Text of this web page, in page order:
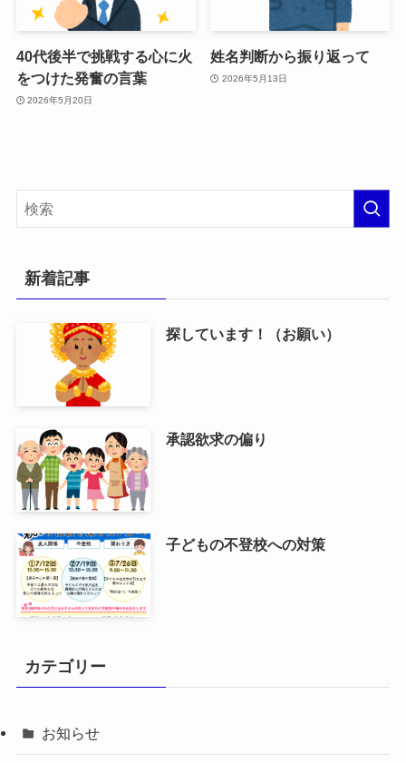
40代後半で挑戦する心に火
をつけた発奮の言葉
2026年5月20日
姓名判断から振り返って
2026年5月13日
新着記事
探しています！（お願い）
承認欲求の偏り
子どもの不登校への対策
カテゴリー
お知らせ